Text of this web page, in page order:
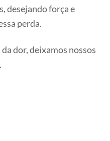
desejando força e
perda.
dor, deixamos nossos